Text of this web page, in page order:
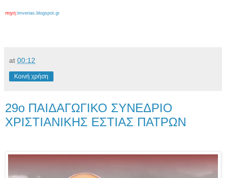
πηγή:imverias.blogspot.gr
at 00:12
Κοινή χρήση
29ο ΠΑΙΔΑΓΩΓΙΚΟ ΣΥΝΕΔΡΙΟ